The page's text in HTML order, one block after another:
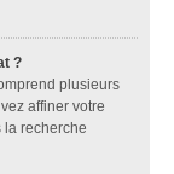
?
plusieurs
affiner votre
recherche